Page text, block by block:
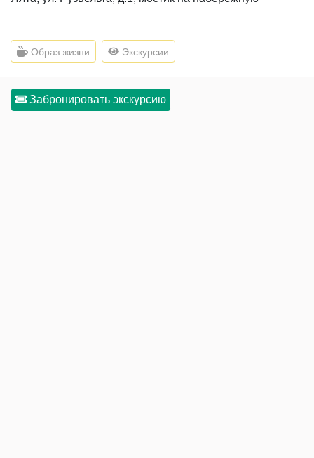
Образ жизни Экскурсии
Забронировать экскурсию